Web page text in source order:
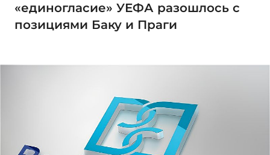
«единогласие» УЕФА разошлось с
позициями Баку и Праги